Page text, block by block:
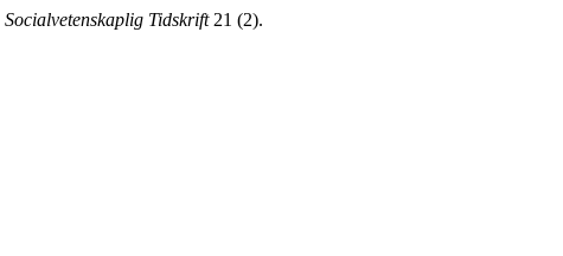
Socialvetenskaplig Tidskrift21 (2).